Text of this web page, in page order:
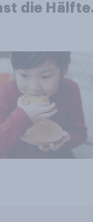
die Hälfte